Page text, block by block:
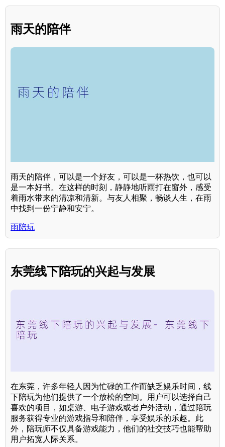
雨天的陪伴
雨天的陪伴，可以是一个好友，可以是一杯热饮，也可以
是一本好书。在这样的时刻，静静地听雨打在窗外，感受
着雨水带来的清凉和清新。与友人相聚，畅谈人生，在雨
中找到一份宁静和安宁。
雨陪玩
东莞线下陪玩的兴起与发展
在东莞，许多年轻人因为忙碌的工作而缺乏娱乐时间，线
下陪玩为他们提供了一个放松的空间。用户可以选择自己
喜欢的项目，如桌游、电子游戏或者户外活动，通过陪玩
服务获得专业的游戏指导和陪伴，享受娱乐的乐趣。此
外，陪玩师不仅具备游戏能力，他们的社交技巧也能帮助
用户拓宽人际关系。